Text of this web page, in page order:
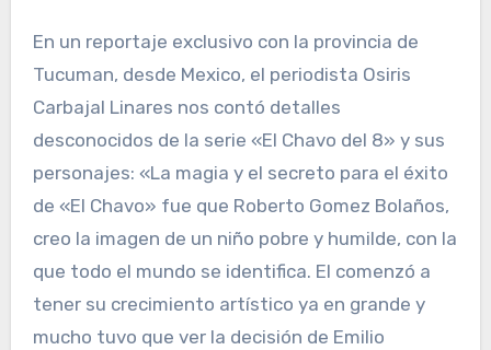
En un reportaje exclusivo con la provincia de
Tucuman, desde Mexico, el periodista Osiris
Carbajal Linares nos contó detalles
desconocidos de la serie «El Chavo del 8» y sus
personajes: «La magia y el secreto para el éxito
de «El Chavo» fue que Roberto Gomez Bolaños,
creo la imagen de un niño pobre y humilde, con la
que todo el mundo se identifica. El comenzó a
tener su crecimiento artístico ya en grande y
mucho tuvo que ver la decisión de Emilio